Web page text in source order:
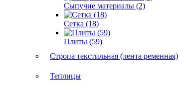
Сыпучие материалы (2)
Сетка (18)
Плиты (59)
Стропа текстильная (лента ременная)
Теплицы